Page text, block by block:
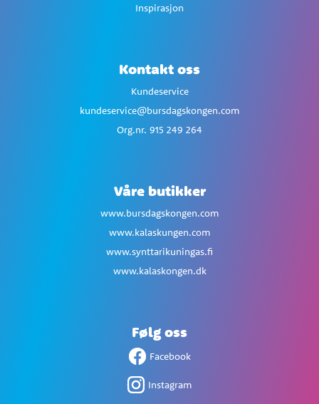
Inspirasjon
Kontakt oss
Kundeservice
kundeservice@bursdagskongen.com
Org.nr. 915 249 264
Våre butikker
www.bursdagskongen.com
www.kalaskungen.com
www.synttarikuningas.fi
www.kalaskongen.dk
Følg oss
Facebook
Instagram